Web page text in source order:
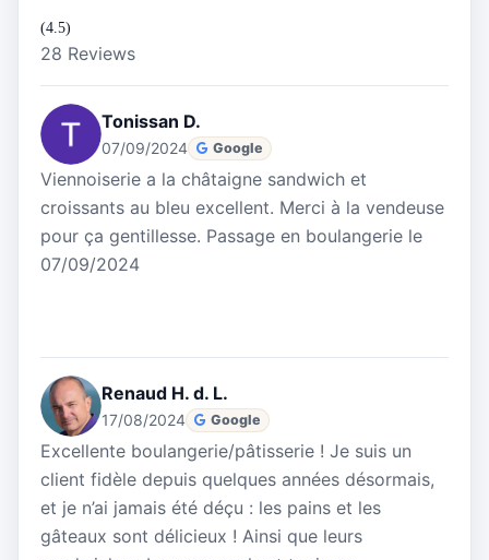
(4.5)
28 Reviews
Tonissan D.
07/09/2024 Google
Viennoiserie a la châtaigne sandwich et
croissants au bleu excellent. Merci à la vendeuse
pour ça gentillesse. Passage en boulangerie le
07/09/2024
Renaud H. d. L.
17/08/2024 Google
Excellente boulangerie/pâtisserie ! Je suis un
client fidèle depuis quelques années désormais,
et je n’ai jamais été déçu : les pains et les
gâteaux sont délicieux ! Ainsi que leurs